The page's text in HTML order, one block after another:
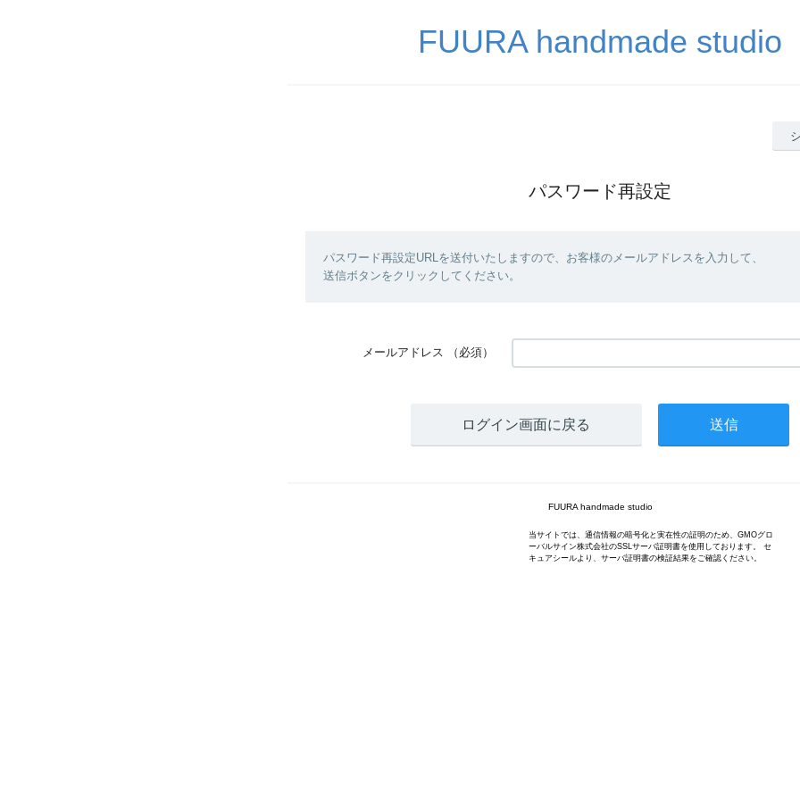
FUURA handmade studio
パスワード再設定
パスワード再設定URLを送付いたしますので、お客様のメールアドレスを入力して、
送信ボタンをクリックしてください。
メールアドレス （必須）
ログイン画面に戻る
FUURA handmade studio
当サイトでは、通信情報の暗号化と実在性の証明のため、GMOグロ
ーバルサイン株式会社のSSLサーバ証明書を使用しております。 セ
キュアシールより、サーバ証明書の検証結果をご確認ください。